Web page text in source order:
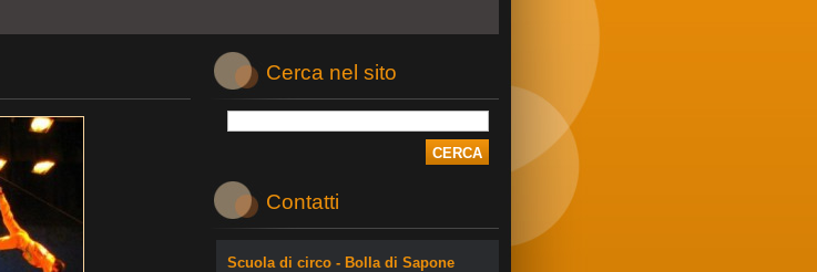
Cerca nel sito
Contatti
Scuola di circo - Bolla di Sapone